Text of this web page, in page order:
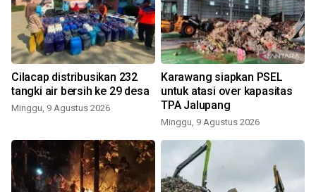
Cilacap distribusikan 232
tangki air bersih ke 29 desa
Minggu, 9 Agustus 2026
Karawang siapkan PSEL
untuk atasi over kapasitas
TPA Jalupang
Minggu, 9 Agustus 2026